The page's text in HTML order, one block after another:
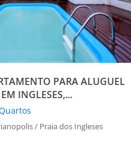
PARA ALUGUEL
INGLESES,...
/ Praia dos Ingleses